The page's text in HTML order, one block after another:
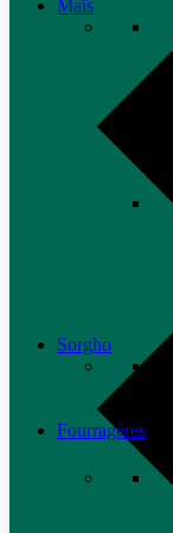
Maïs
Sorgho
Fourragères